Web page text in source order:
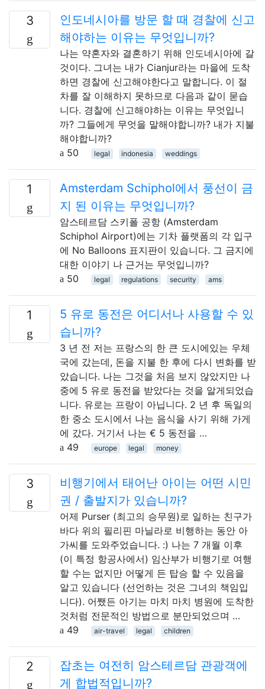
3
인도네시아를 방문 할 때 경찰에 신고
해야하는 이유는 무엇입니까?
나는 약혼자와 결혼하기 위해 인도네시아에 갈
것이다. 그녀는 내가 Cianjur라는 마을에 도착
하면 경찰에 신고해야한다고 말합니다. 이 절
차를 잘 이해하지 못하므로 다음과 같이 묻습
니다. 경찰에 신고해야하는 이유는 무엇입니
까? 그들에게 무엇을 말해야합니까? 내가 지불
해야합니까?
50
legal indonesia weddings
1
Amsterdam Schiphol에서 풍선이 금
지 된 이유는 무엇입니까?
암스테르담 스키폴 공항 (Amsterdam
Schiphol Airport)에는 기차 플랫폼의 각 입구
에 No Balloons 표지판이 있습니다. 그 금지에
대한 이야기 ​​나 근거는 무엇입니까?
50
legal regulations security ams
1
5 유로 동전은 어디서나 사용할 수 있
습니까?
3 년 전 저는 프랑스의 한 큰 도시에있는 우체
국에 갔는데, 돈을 지불 한 후에 다시 변화를 받
았습니다. 나는 그것을 처음 보지 않았지만 나
중에 5 유로 동전을 받았다는 것을 알게되었습
니다. 유로는 프랑이 아닙니다. 2 년 후 독일의
한 중소 도시에서 나는 음식을 사기 위해 가게
에 갔다. 거기서 나는 € 5 동전을 …
49
europe legal money
3
비행기에서 태어난 아이는 어떤 시민
권 / 출발지가 있습니까?
어제 Purser (최고의 승무원)로 일하는 친구가
바다 위의 필리핀 마닐라로 비행하는 동안 아
가씨를 도와주었습니다. :) 나는 7 개월 이후
(이 특정 항공사에서) 임산부가 비행기로 여행
할 수는 없지만 어떻게 든 탑승 할 수 있음을
알고 있습니다 (선언하는 것은 그녀의 책임입
니다). 어쨌든 아기는 마치 마치 병원에 도착한
것처럼 전문적인 방법으로 분만되었으며 …
49
air-travel legal children
2
잡초는 여전히 암스테르담 관광객에
게 합법적입니까?